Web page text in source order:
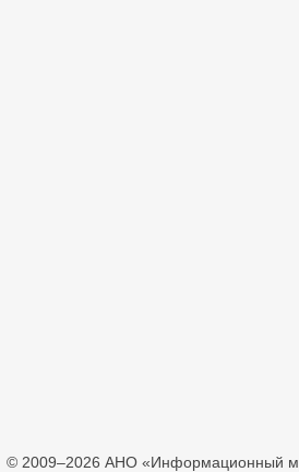
© 2009–2026 АНО «Информационный